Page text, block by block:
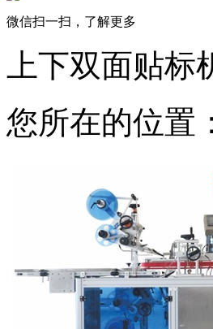
微信扫一扫，了解更多
上下双面贴标
您所在的位置